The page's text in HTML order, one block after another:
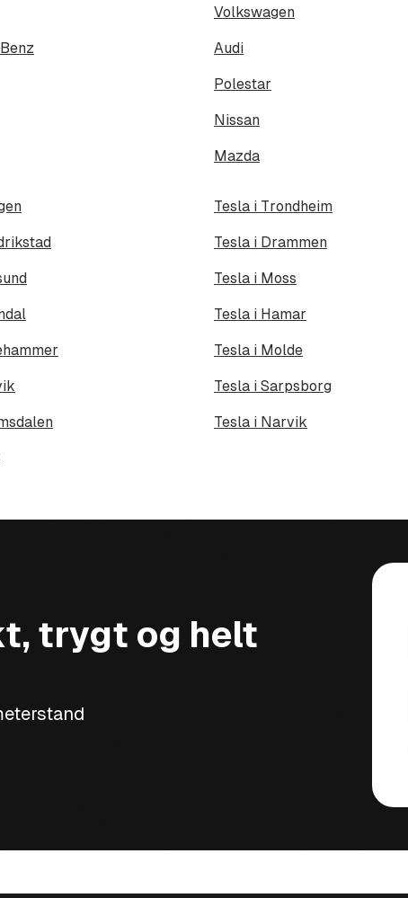
Volkswagen
Audi
Polestar
Nissan
Mazda
Tesla i Trondheim
Tesla i Drammen
Tesla i Moss
Tesla i Hamar
Tesla i Molde
Tesla i Sarpsborg
Tesla i Narvik
trygt og helt